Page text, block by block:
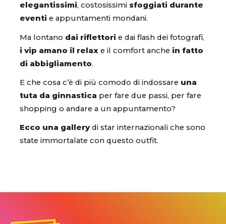
elegantissimi, costosissimi sfoggiati durante
eventi e appuntamenti mondani.
Ma lontano dai riflettori e dai flash dei fotografi,
i vip amano il relax e il comfort anche in fatto
di abbigliamento.
E che cosa c’è di più comodo di indossare una
tuta da ginnastica per fare due passi, per fare
shopping o andare a un appuntamento?
Ecco una gallerydi star internazionali che sono
state immortalate con questo outfit.